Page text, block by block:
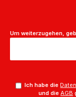
Um weiterzugehen,
Ich habe die
und dieAGB